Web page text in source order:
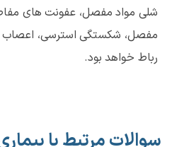
شلی مواد مفصل، عفونت های
مفصل، شکستگی استرسی، اعصاب
رباط خواهد بود.
سوالات مرتبط با